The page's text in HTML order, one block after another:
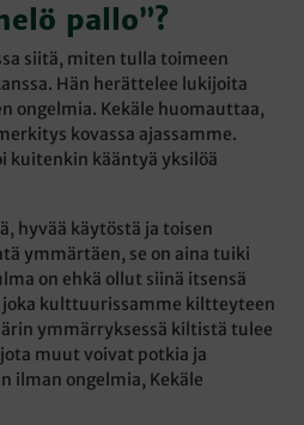
pallo”?
siitä, miten tulla toimeen
Hän herättelee lukijoita
ongelmia. Kekäle huomauttaa,
kovassa ajassamme.
kuitenkin kääntyä yksilöä
hyvää käytöstä ja toisen
ymmärtäen, se on aina tuiki
on ehkä ollut siinä itsensä
joka kulttuurissamme kiltteyteen
ymmärryksessä kiltistä tulee
muut voivat potkia ja
ilman ongelmia, Kekäle